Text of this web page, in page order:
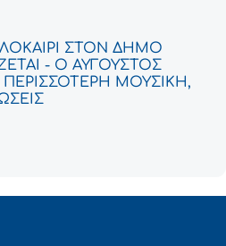
ΣΤΟΝ ΔΗΜΟ
- Ο ΑΥΓΟΥΣΤΟΣ
ΜΟΥΣΙΚΗ,